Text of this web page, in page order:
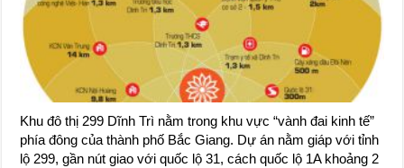
Khu đô thị 299 Dĩnh Trì nằm trong khu vực “vành đai kinh tế”
phía đông của thành phố Bắc Giang. Dự án nằm giáp với tỉnh
lộ 299, gần nút giao với quốc lộ 31, cách quốc lộ 1A khoảng 2